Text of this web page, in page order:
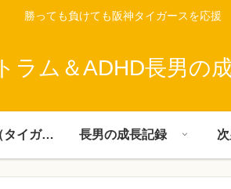
勝っても負けても阪神タイガースを応援
ラム＆ADHD長男の
父ちゃんの話（タイガース） 長男の成長記録